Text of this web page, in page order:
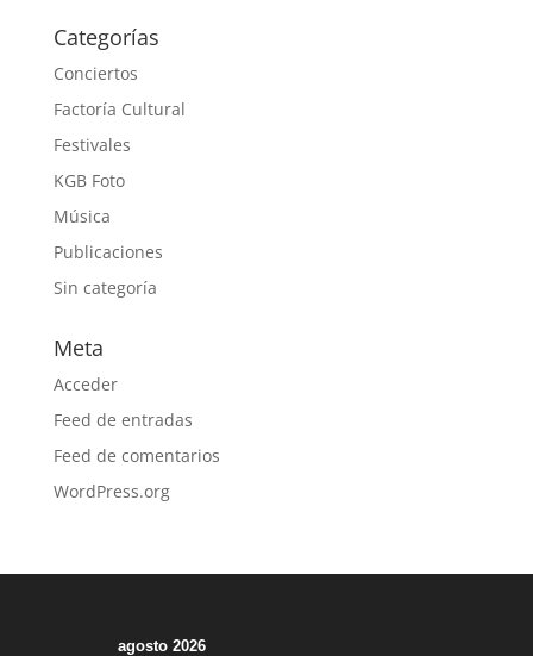
Categorías
Conciertos
Factoría Cultural
Festivales
KGB Foto
Música
Publicaciones
Sin categoría
Meta
Acceder
Feed de entradas
Feed de comentarios
WordPress.org
agosto 2026